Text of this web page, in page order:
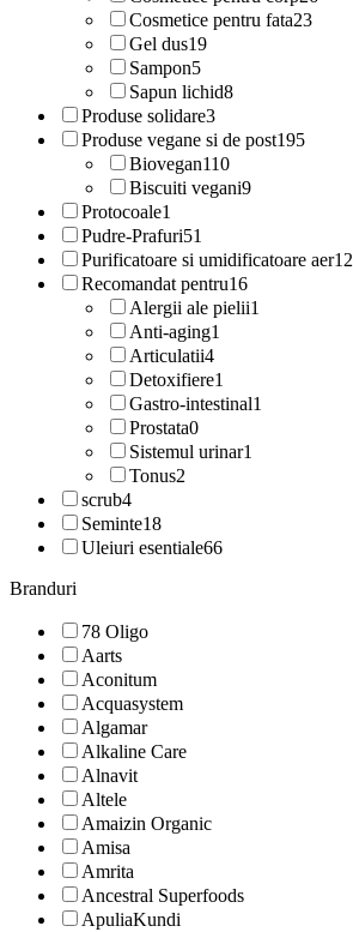
Cosmetice pentru fata23
Gel dus19
Sampon5
Sapun lichid8
Produse solidare3
Produse vegane si de post195
Biovegan110
Biscuiti vegani9
Protocoale1
Pudre-Prafuri51
Purificatoare si umidificatoare aer12
Recomandat pentru16
Alergii ale pielii1
Anti-aging1
Articulatii4
Detoxifiere1
Gastro-intestinal1
Prostata0
Sistemul urinar1
Tonus2
scrub4
Seminte18
Uleiuri esentiale66
Branduri
78 Oligo
Aarts
Aconitum
Acquasystem
Algamar
Alkaline Care
Alnavit
Altele
Amaizin Organic
Amisa
Amrita
Ancestral Superfoods
ApuliaKundi